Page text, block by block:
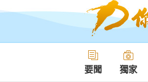
要聞 獨家